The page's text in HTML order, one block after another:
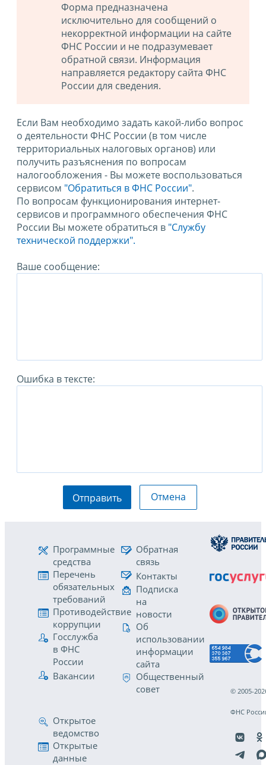
Форма предназначена
исключительно для сообщений о
некорректной информации на сайте
ФНС России и не подразумевает
обратной связи. Информация
направляется редактору сайта ФНС
России для сведения.
Если Вам необходимо задать какой-либо вопрос
о деятельности ФНС России (в том числе
территориальных налоговых органов) или
получить разъяснения по вопросам
налогообложения - Вы можете воспользоваться
сервисом "Обратиться в ФНС России".
По вопросам функционирования интернет-
сервисов и программного обеспечения ФНС
России Вы можете обратиться в "Службу
технической поддержки".
Ваше сообщение:
Ошибка в тексте:
Отправить Отмена
Программные
средства
Перечень
обязательных
требований
Противодействие
коррупции
Госслужба
в ФНС
России
Вакансии
Обратная
связь
Контакты
Подписка
на
новости
Об
использовании
информации
сайта
Общественный
совет
Открытое
ведомство
Открытые
данные
© 2005-
ФНС